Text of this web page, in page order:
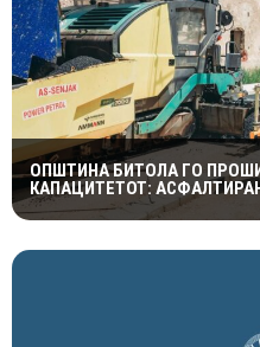
ОПШТИНА БИТОЛА ГО
КАПАЦИТЕТОТ:
ПОРАНЕШНАТА КАСАРНА